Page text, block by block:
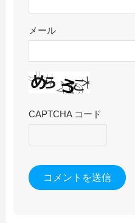
メール
CAPTCHA コード